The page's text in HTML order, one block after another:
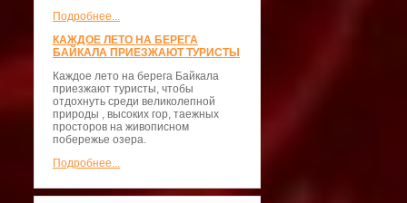
Подробнее...
КАЖДОЕ ЛЕТО НА БЕРЕГА
БАЙКАЛА ПРИЕЗЖАЮТ ТУРИСТЫ
Каждое лето на берега Байкала
приезжают туристы, чтобы
отдохнуть среди великолепной
природы , высоких гор, таежных
просторов на живописном
побережье озера.
Подробнее...